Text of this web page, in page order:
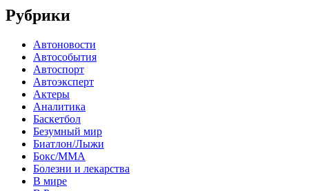
Рубрики
Автоновости
Автособытия
Автоспорт
Автоэксперт
Актеры
Аналитика
Баскетбол
Безумный мир
Биатлон/Лыжи
Бокс/MMA
Болезни и лекарства
В мире